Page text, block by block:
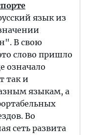
язык из
В свою
слово пришло
означало
так и
языкам, а
Во
сеть развита